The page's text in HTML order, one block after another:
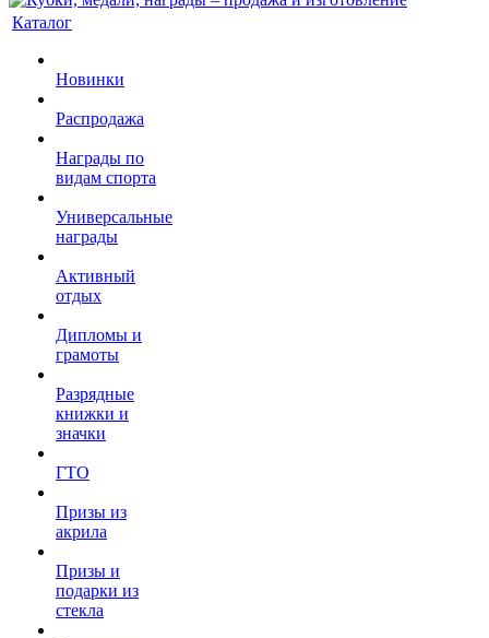
Каталог
Новинки
Распродажа
Награды по
видам спорта
Универсальные
награды
Активный
отдых
Дипломы и
грамоты
Разрядные
книжки и
значки
ГТО
Призы из
акрила
Призы и
подарки из
стекла